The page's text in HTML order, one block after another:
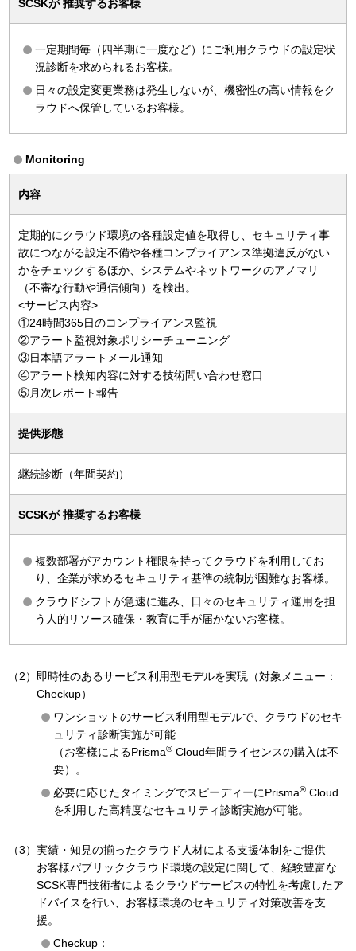
SCSKが推奨するお客様
一定期間毎（四半期に一度など）にご利用クラウドの設定状
況診断を求められるお客様。
日々の設定変更業務は発生しないが、機密性の高い情報をク
ラウドへ保管しているお客様。
Monitoring
内容
定期的にクラウド環境の各種設定値を取得し、セキュリティ事
故につながる設定不備や各種コンプライアンス準拠違反がない
かをチェックするほか、システムやネットワークのアノマリ
（不審な行動や通信傾向）を検出。
<サービス内容>
①24時間365日のコンプライアンス監視
②アラート監視対象ポリシーチューニング
③日本語アラートメール通知
④アラート検知内容に対する技術問い合わせ窓口
⑤月次レポート報告
提供形態
継続診断（年間契約）
SCSKが推奨するお客様
複数部署がアカウント権限を持ってクラウドを利用してお
り、企業が求めるセキュリティ基準の統制が困難なお客様。
クラウドシフトが急速に進み、日々のセキュリティ運用を担
う人的リソース確保・教育に手が届かないお客様。
（2）即時性のあるサービス利用型モデルを実現（対象メニュー：
Checkup）
ワンショットのサービス利用型モデルで、クラウドのセキ
ュリティ診断実施が可能
（お客様によるPrisma® Cloud年間ライセンスの購入は不
要）。
必要に応じたタイミングでスピーディーにPrisma® Cloud
を利用した高精度なセキュリティ診断実施が可能。
（3）実績・知見の揃ったクラウド人材による支援体制をご提供
お客様パブリッククラウド環境の設定に関して、経験豊富な
SCSK専門技術者によるクラウドサービスの特性を考慮したア
ドバイスを行い、お客様環境のセキュリティ対策改善を支
援。
Checkup：